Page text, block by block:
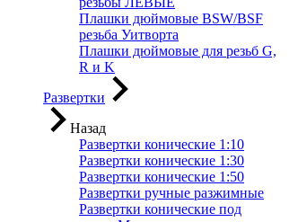
Плашки дюймовые BSW/BSF
резьба Уитворта
Плашки дюймовые для резьб G,
R и K
Развертки
Назад
Развертки конические 1:10
Развертки конические 1:30
Развертки конические 1:50
Развертки ручные разжимные
Развертки конические под